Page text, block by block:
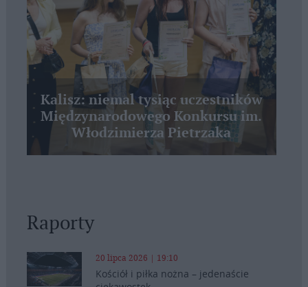
Kalisz: niemal tysiąc uczestników
Międzynarodowego Konkursu im.
Włodzimierza Pietrzaka
Raporty
20 lipca 2026 | 19:10
Kościół i piłka nożna – jedenaście